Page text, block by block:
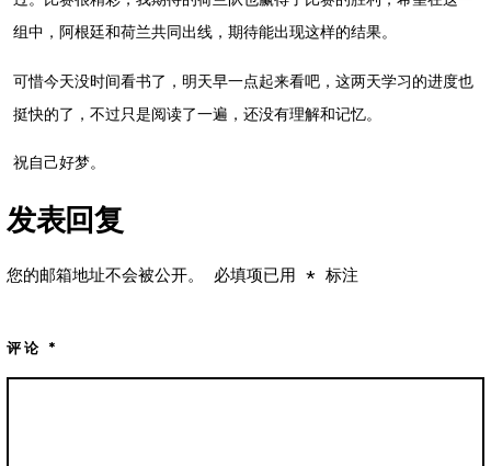
组中，阿根廷和荷兰共同出线，期待能出现这样的结果。
可惜今天没时间看书了，明天早一点起来看吧，这两天学习的进度也
挺快的了，不过只是阅读了一遍，还没有理解和记忆。
祝自己好梦。
发表回复
您的邮箱地址不会被公开。 必填项已用* 标注
评论*